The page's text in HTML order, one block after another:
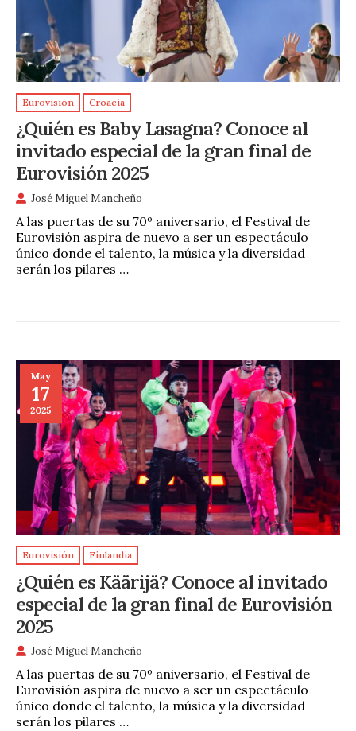
Eurovisión Croacia
¿Quién es Baby Lasagna? Conoce al
invitado especial de la gran final de
Eurovisión 2025
José Miguel Mancheño
A las puertas de su 70º aniversario, el Festival de
Eurovisión aspira de nuevo a ser un espectáculo
único donde el talento, la música y la diversidad
serán los pilares …
May
17
2025
Eurovisión Finlandia
¿Quién es Käärijä? Conoce al invitado
especial de la gran final de Eurovisión
2025
José Miguel Mancheño
A las puertas de su 70º aniversario, el Festival de
Eurovisión aspira de nuevo a ser un espectáculo
único donde el talento, la música y la diversidad
serán los pilares …